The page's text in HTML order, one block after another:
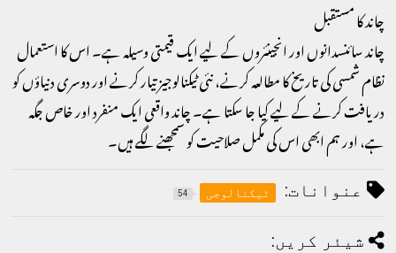
چاند کا مستقبل
چاند سائنسدانوں اور انجینئروں کے لیے ایک قیمتی وسیلہ ہے۔ اس کا استعمال
نظام شمسی کی تاریخ کا مطالعہ کرنے، نئی ٹیکنالوجیز تیار کرنے اور دوسری دنیاؤں کو
دریافت کرنے کے لیے کیا جا سکتا ہے۔ چاند واقعی ایک منفرد اور خاص جگہ
ہے، اور ہم ابھی اس کی مکمل صلاحیت کو سمجھنے لگے ہیں۔
عنوانات: ٹیکنالوجی 54
شیئر کریں: